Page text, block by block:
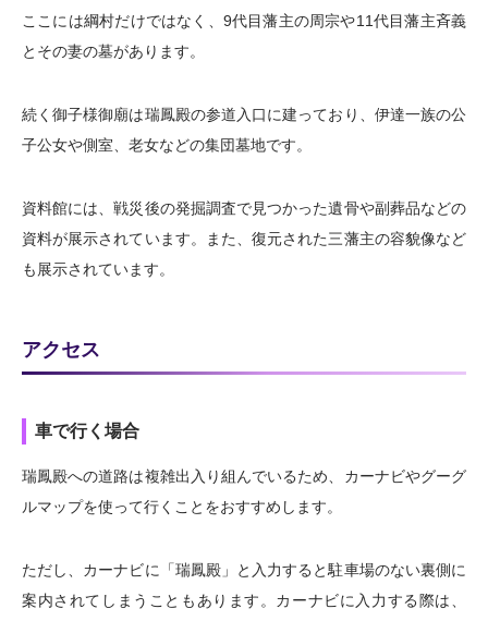
ここには綱村だけではなく、9代目藩主の周宗や11代目藩主斉義
とその妻の墓があります。
続く御子様御廟は瑞鳳殿の参道入口に建っており、伊達一族の公
子公女や側室、老女などの集団墓地です。
資料館には、戦災後の発掘調査で見つかった遺骨や副葬品などの
資料が展示されています。また、復元された三藩主の容貌像など
も展示されています。
アクセス
車で行く場合
瑞鳳殿への道路は複雑出入り組んでいるため、カーナビやグーグ
ルマップを使って行くことをおすすめします。
ただし、カーナビに「瑞鳳殿」と入力すると駐車場のない裏側に
案内されてしまうこともあります。カーナビに入力する際は、